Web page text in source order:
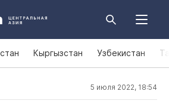
Кыргызстан Узбекистан
5 июля 2022, 18:54